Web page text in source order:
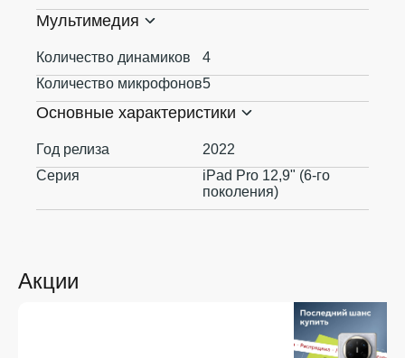
Акции
Мультимедия
Количество динамиков
4
Количество микрофонов5
Основные характеристики
Год релиза
2022
Серия
iPad Pro 12,9" (6-го
поколения)